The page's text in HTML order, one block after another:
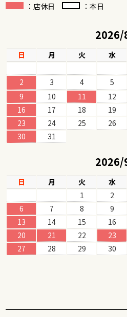
：店休日 ：本日
2026/
日 月 火 水
2
3 4 5
9
10 11 12
16
17 18 19
23
24 25 26
30
31
2026/
日 月 火 水
1
2
6
7 8 9
13
14 15 16
20
21 22 23
27
28 29 30